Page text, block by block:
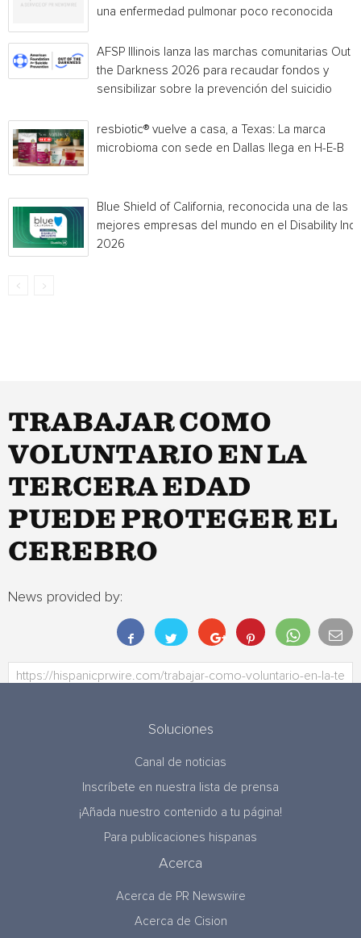
una enfermedad pulmonar poco reconocida
AFSP Illinois lanza las marchas comunitarias Out
the Darkness 2026 para recaudar fondos y
sensibilizar sobre la prevención del suicidio
resbiotic® vuelve a casa, a Texas: La marca
microbioma con sede en Dallas llega en H-E-B
Blue Shield of California, reconocida una de las
mejores empresas del mundo en el Disability
2026
TRABAJAR COMO
VOLUNTARIO EN LA
TERCERA EDAD
PUEDE PROTEGER EL
CEREBRO
News provided by:
Soluciones
Canal de noticias
Inscríbete en nuestra lista de prensa
¡Añada nuestro contenido a tu página!
Para publicaciones hispanas
Acerca
Acerca de PR Newswire
Acerca de Cision